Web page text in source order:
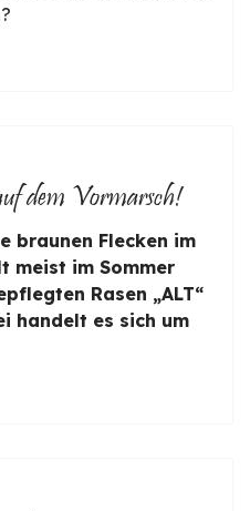
dem Vormarsch!
braunen Flecken im
meist im Sommer
Rasen „ALT“
handelt es sich um